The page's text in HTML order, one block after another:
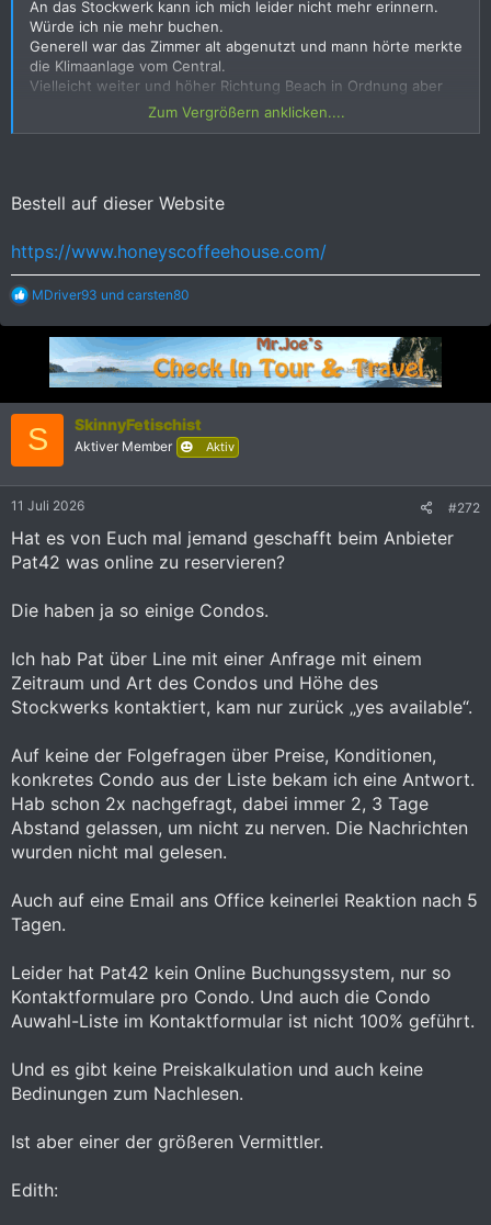
An das Stockwerk kann ich mich leider nicht mehr erinnern.
Würde ich nie mehr buchen.
Generell war das Zimmer alt abgenutzt und mann hörte merkte
die Klimaanlage vom Central.
Vielleicht weiter und höher Richtung Beach in Ordnung aber
die andere Seite auf jeden Fall schöner.
Werde dort nur noch buchen wenn ich mir das Zimmer vor Ort
Anhang anzeigen 2232345
Anhang anzeigen 2232346
Zum Vergrößern anklicken....
Bestell auf dieser Website
https://www.honeyscoffeehouse.com/
R
a
n
e
n
:
MDriver93 und carsten80
S SkinnyFetischist
Aktiver Member Aktiv
11 Juli 2026 #272
Hat es von Euch mal jemand geschafft beim Anbieter
Pat42 was online zu reservieren?
Die haben ja so einige Condos.
Ich hab Pat über Line mit einer Anfrage mit einem
Zeitraum und Art des Condos und Höhe des
Stockwerks kontaktiert, kam nur zurück „yes available“.
Auf keine der Folgefragen über Preise, Konditionen,
konkretes Condo aus der Liste bekam ich eine Antwort.
Hab schon 2x nachgefragt, dabei immer 2, 3 Tage
Abstand gelassen, um nicht zu nerven. Die Nachrichten
wurden nicht mal gelesen.
Auch auf eine Email ans Office keinerlei Reaktion nach 5
Tagen.
Leider hat Pat42 kein Online Buchungssystem, nur so
Kontaktformulare pro Condo. Und auch die Condo
Auwahl-Liste im Kontaktformular ist nicht 100% geführt.
Und es gibt keine Preiskalkulation und auch keine
Bedinungen zum Nachlesen.
Ist aber einer der größeren Vermittler.
Edith: